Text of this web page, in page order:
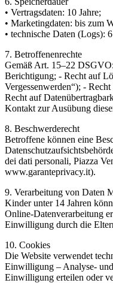
• Vertragsdaten: 10 Jahre;
• Marketingdaten: bis zum
• technische Daten (Logs):
7. Betroffenenrechte
Gemäß Art. 15–22
Berichtigung; - Recht auf
Vergessenwerden“); -
Recht auf
Kontakt zur Ausübung
8. Beschwerderecht
Betroffene können eine
dei dati personali, Piazza
www.garanteprivacy.it).
9. Verarbeitung von Daten
Kinder unter 14 Jahren
Online-Datenverarbeitung
Einwilligung durch die
10. Cookies
Die Website verwendet
Einwilligung – Analyse-
Einwilligung erteilen oder